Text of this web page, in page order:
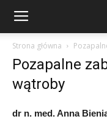
Strona główna
Pozapalne
wątroby
dr n. med. Anna